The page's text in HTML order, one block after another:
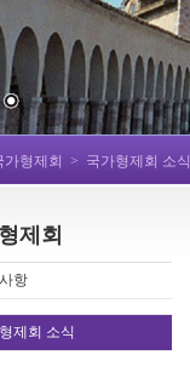
가형제회 > 국가형제회 소식
제회
항
제회 소식